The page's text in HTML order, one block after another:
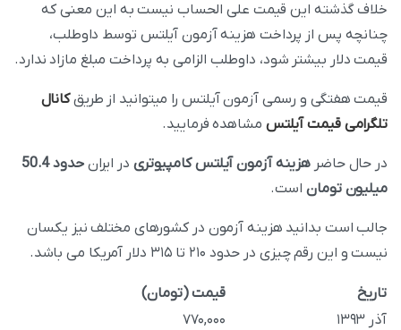
خلاف گذشته این قیمت علی الحساب نیست به این معنی که
چنانچه پس از پرداخت هزینه آزمون آیلتس توسط داوطلب،
قیمت دلار بیشتر شود، داوطلب الزامی به پرداخت مبلغ مازاد ندارد.
قیمت هفتگی و رسمی آزمون آیلتس را میتوانید از طریقکانال
تلگرامی قیمت آیلتس مشاهده فرمایید.
در حال حاضر هزینه آزمون آیلتس کامپیوتری در ایران
حدود 50.4
میلیون توماناست.
جالب است بدانید هزینه آزمون در کشورهای مختلف نیز یکسان
نیست و این رقم چیزی در حدود ۲۱۰ تا ۳۱۵ دلار آمریکا می‌ باشد.
تاریخ
قیمت (تومان)
آذر ۱۳۹۳
۷۷۰,۰۰۰